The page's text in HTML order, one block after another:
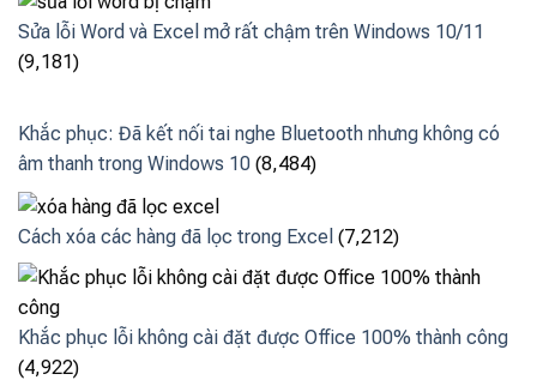
Sửa lỗi Word và Excel mở rất chậm trên Windows 10/11
(9,181)
Khắc phục: Đã kết nối tai nghe Bluetooth nhưng không có
âm thanh trong Windows 10 (8,484)
Cách xóa các hàng đã lọc trong Excel (7,212)
Khắc phục lỗi không cài đặt được Office 100% thành công
(4,922)